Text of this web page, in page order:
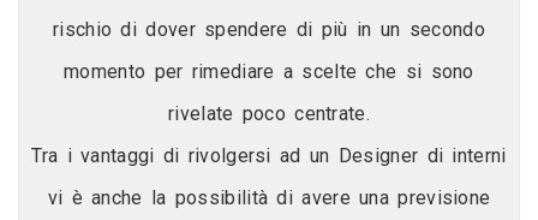
rischio di dover spendere di più in un secondo
momento per rimediare a scelte che si sono
rivelate poco centrate.
Tra i vantaggi di rivolgersi ad un Designer di interni
vi è anche la possibilità di avere una previsione